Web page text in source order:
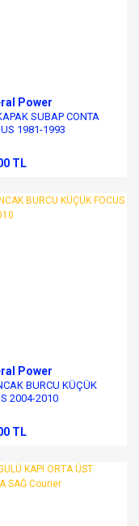
Power
SUBAP CONTA
1981-1993
TL
Power
BURCU KÜÇÜK
2004-2010
TL